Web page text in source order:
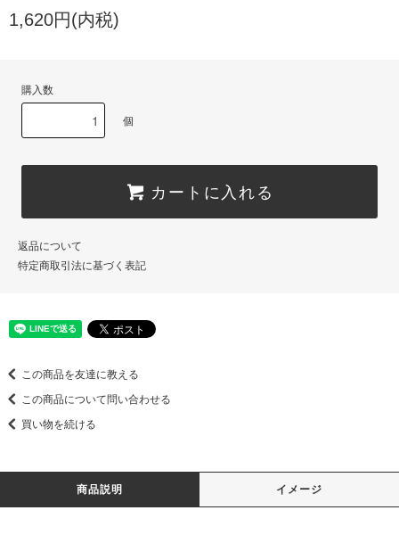
1,620円(内税)
購入数
個
カートに入れる
返品について
特定商取引法に基づく表記
この商品を友達に教える
この商品について問い合わせる
買い物を続ける
商品説明 イメージ